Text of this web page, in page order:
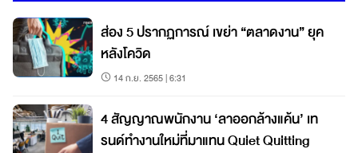
ส่อง 5 ปรากฏการณ์ เขย่า “ตลาดงาน” ยุค
หลังโควิด
14 ก.ย. 2565 | 6:31
4 สัญญาณพนักงาน ‘ลาออกล้างแค้น’ เท
รนด์ทำงานใหม่ที่มาแทน Quiet Quitting